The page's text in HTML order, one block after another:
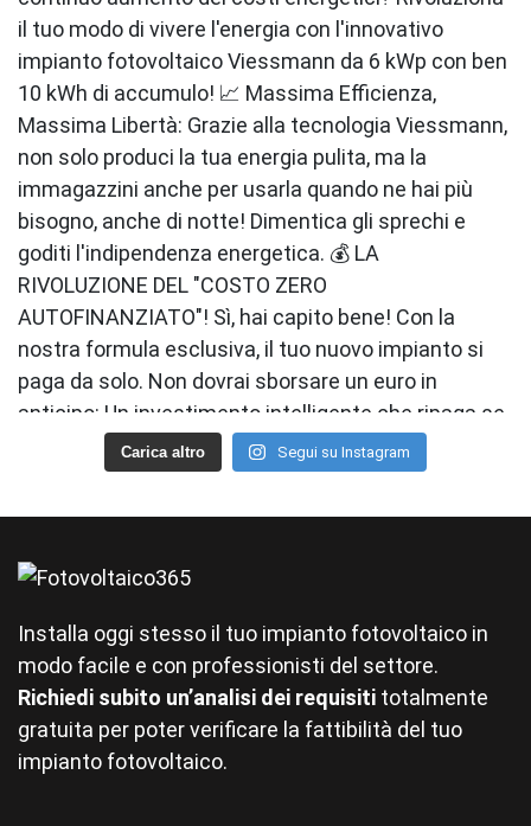
Carica altro Segui su Instagram
Installa oggi stesso il tuo impianto fotovoltaico in
modo facile e con professionisti del settore.
Richiedi subito un’analisi dei requisiti totalmente
gratuita per poter verificare la fattibilità del tuo
impianto fotovoltaico.